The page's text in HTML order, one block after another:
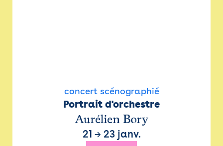
concert scénographié
Portrait d'orchestre
Aurélien Bory
21 → 23 janv.